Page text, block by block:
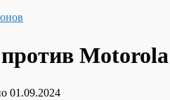
01.09.2024